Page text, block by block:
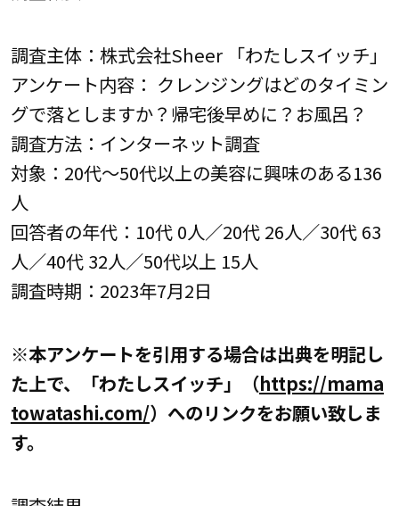
調査主体：株式会社Sheer 「わたしスイッチ」
アンケート内容： クレンジングはどのタイミン
グで落としますか？帰宅後早めに？お風呂？
調査方法：インターネット調査
対象：20代～50代以上の美容に興味のある136
人
回答者の年代：10代 0人／20代 26人／30代 63
人／40代 32人／50代以上 15人
調査時期：2023年7月2日
※本アンケートを引用する場合は出典を明記し
た上で、「わたしスイッチ」（https://mama
towatashi.com/）へのリンクをお願い致しま
す。